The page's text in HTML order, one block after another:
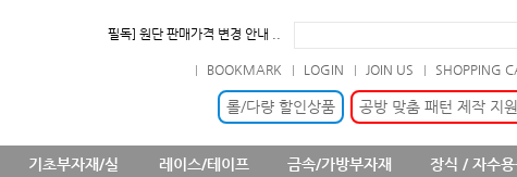
필독] 원단 판매가격 변경 안내 ..
필독] 판매 중단 패턴상품 안내 ..
필독] 상품명 및 상품정보(상품페..
SHOPPING
JOIN US
LOGIN
BOOKMARK
공방 맞춤 패턴 제작 지원
롤/다량 할인상품
기초부자재/실
레이스/테이프
금속/가방부자재
장식 / 자수